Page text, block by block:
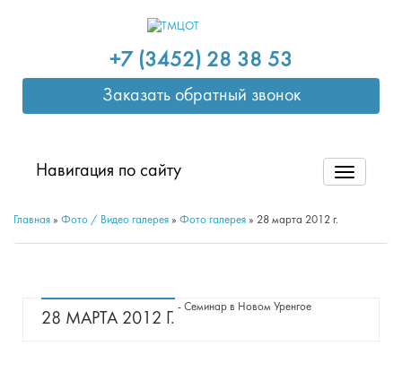
+7 (3452) 28 38 53
Заказать обратный звонок
Навигация по сайту
Главная » Фото / Видео галерея » Фото галерея » 28 марта 2012 г.
28 МАРТА 2012 Г.
- Семинар в Новом Уренгое